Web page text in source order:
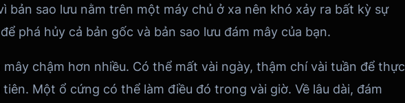
bản sao lưu nằm trên một máy chủ ở xa nên khó xảy ra bất kỳ sự
phá hủy cả bản gốc và bản sao lưu đám mây của bạn.
chậm hơn nhiều. Có thể mất vài ngày, thậm chí vài tuần để thực
Một ổ cứng có thể làm điều đó trong vài giờ. Về lâu dài, đám